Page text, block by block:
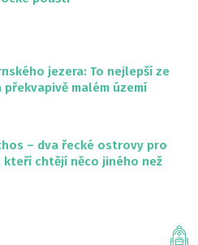
jezera: To nejlepší ze
překvapivě malém území
– dva řecké ostrovy pro
chtějí něco jiného než